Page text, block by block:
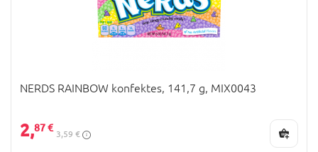
NERDS RAINBOW konfektes, 141,7 g, MIX0043
2,87 €
3,59 €